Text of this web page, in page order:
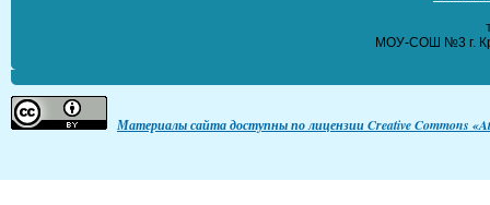
МОУ-СОШ №3 г.
Материалы сайта доступны по лицензии Creative Commons